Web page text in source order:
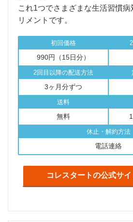
これ1つでさまざまな生活習慣
リメントです。
初回価格
990円（15日分）
2回目以降の配送方法
3ヶ月分ずつ
送料
無料
休止・解約方法
電話連絡
コレスタートの公式サ